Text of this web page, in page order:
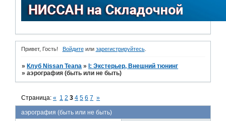
Привет, Гость! Войдитеили зарегистрируйтесь.
» Клуб Nissan Teana » I: Экстерьер, Внешний тюнинг
»аэрография (быть или не быть)
аэрография (быть или не быть)
Страница:« 1 2 3 4 5 6 7 »